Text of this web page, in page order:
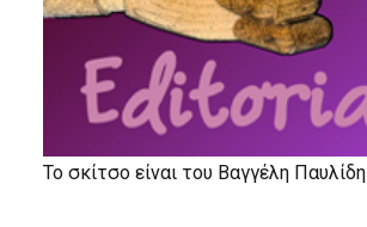
Το σκίτσο είναι του Βαγγέλη Παυλίδη